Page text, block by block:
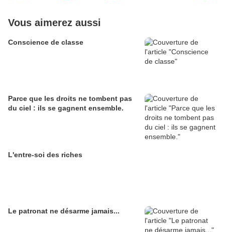
Vous aimerez aussi
Conscience de classe
Parce que les droits ne tombent pas
du ciel : ils se gagnent ensemble.
L'entre-soi des riches
Le patronat ne désarme jamais...